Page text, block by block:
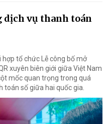
dịch vụ thanh toán
hợp tổ chức Lễ công bố mở
xuyên biên giới giữa Việt Nam
mốc quan trọng trong quá
toán số giữa hai quốc gia.